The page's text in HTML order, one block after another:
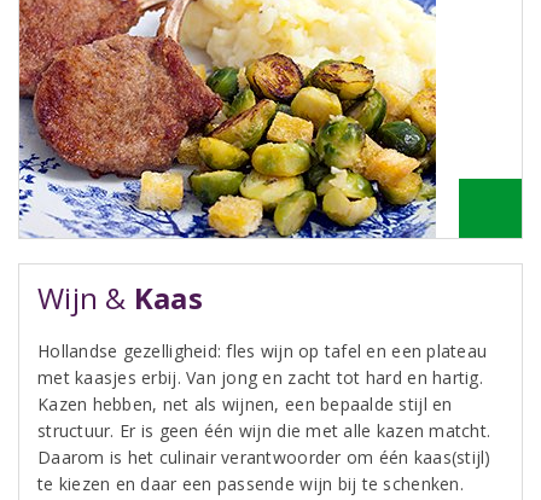
Wijn & Kaas
Hollandse gezelligheid: fles wijn op tafel en een plateau
met kaasjes erbij. Van jong en zacht tot hard en hartig.
Kazen hebben, net als wijnen, een bepaalde stijl en
structuur. Er is geen één wijn die met alle kazen matcht.
Daarom is het culinair verantwoorder om één kaas(stijl)
te kiezen en daar een passende wijn bij te schenken.